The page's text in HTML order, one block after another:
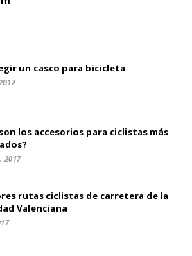
un casco para bicicleta
los accesorios para ciclistas más
2017
rutas ciclistas de carretera de la
Valenciana